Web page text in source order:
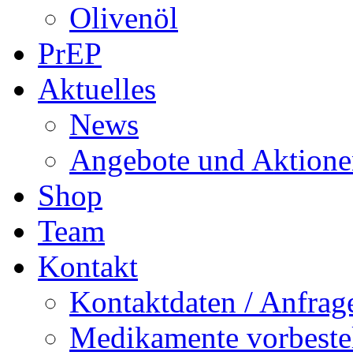
Olivenöl
PrEP
Aktuelles
News
Angebote und
Shop
Team
Kontakt
Kontaktdaten /
Medikamente